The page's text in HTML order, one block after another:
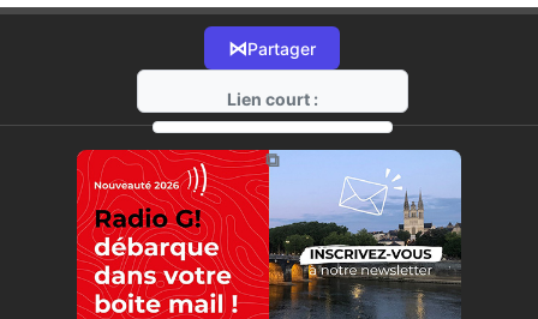
⋈Partager
Lien court :
https://radio-g.fr?r513
⧉